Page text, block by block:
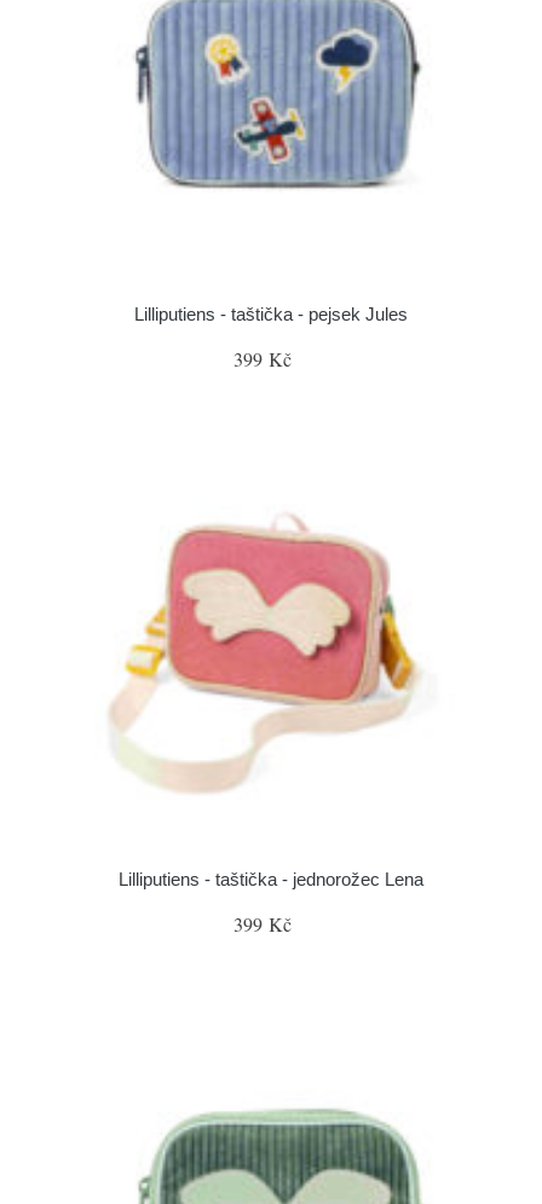
Lilliputiens - taštička - pejsek Jules
399 Kč
Lilliputiens - taštička - jednorožec Lena
399 Kč